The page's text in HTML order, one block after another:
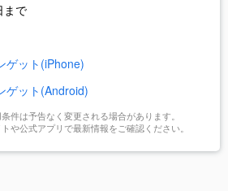
まで
ゲット(iPhone)
ゲット(Android)
件は予告なく変更される場合があります。
や公式アプリで最新情報をご確認ください。